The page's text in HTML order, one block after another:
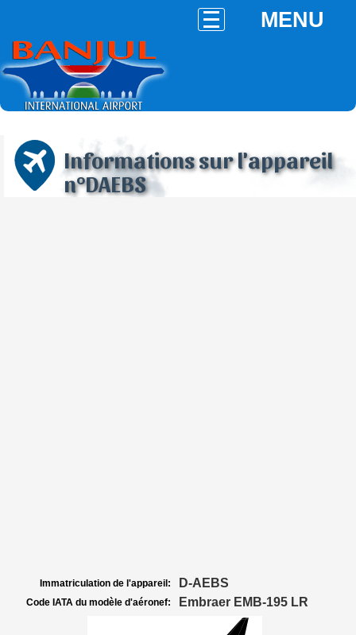
MENU
Informations sur l'appareil
n°DAEBS
Immatriculation de l'appareil: D-AEBS
Code IATA du modèle d'aéronef: Embraer EMB-195 LR